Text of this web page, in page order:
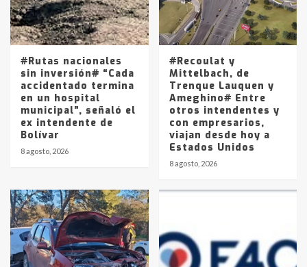
5
Los precios de los combustibles en
La Pampa, desde YPF hasta Axion
entre 857 a 1338 pesos
#Rutas nacionales
sin inversión# “Cada
accidentado termina
en un hospital
municipal”, señaló el
ex intendente de
Bolívar
8 agosto, 2026
#Recoulat y
Mittelbach, de
Trenque Lauquen y
Ameghino# Entre
otros intendentes y
con empresarios,
viajan desde hoy a
Estados Unidos
8 agosto, 2026